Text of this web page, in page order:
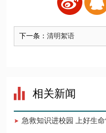
下一条：清明絮语
相关新闻
急救知识进校园 上好生命